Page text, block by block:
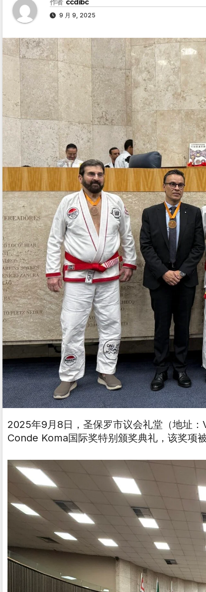
作者 ccdibc
9 月 9, 2025
2025年9月8日，圣保罗市议会礼堂（地址
Conde Koma国际奖特别颁奖典礼，该奖项